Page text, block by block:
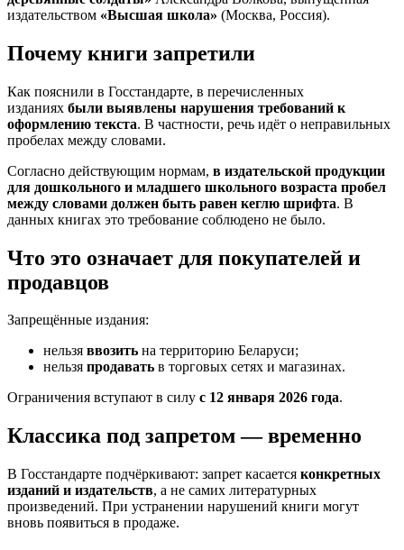
издательством «Высшая школа» (Москва, Россия).
Почему книги запретили
Как пояснили в Госстандарте, в перечисленных
изданиях были выявлены нарушения требований к
оформлению текста. В частности, речь идёт о неправильных
пробелах между словами.
Согласно действующим нормам, в издательской продукции
для дошкольного и младшего школьного возраста пробел
между словами должен быть равен кеглю шрифта. В
данных книгах это требование соблюдено не было.
Что это означает для покупателей и
продавцов
Запрещённые издания:
нельзя ввозить на территорию Беларуси;
нельзя продавать в торговых сетях и магазинах.
Ограничения вступают в силу с 12 января 2026 года.
Классика под запретом — временно
В Госстандарте подчёркивают: запрет касается конкретных
изданий и издательств, а не самих литературных
произведений. При устранении нарушений книги могут
вновь появиться в продаже.